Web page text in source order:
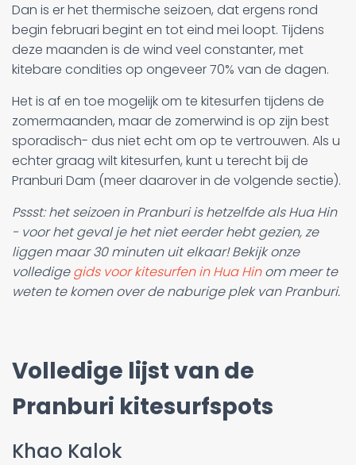
Dan is er het thermische seizoen, dat ergens rond
begin februari begint en tot eind mei loopt. Tijdens
deze maanden is de wind veel constanter, met
kitebare condities op ongeveer 70% van de dagen.
Het is af en toe mogelijk om te kitesurfen tijdens de
zomermaanden, maar de zomerwind is op zijn best
sporadisch- dus niet echt om op te vertrouwen. Als u
echter graag wilt kitesurfen, kunt u terecht bij de
Pranburi Dam (meer daarover in de volgende sectie).
Pssst: het seizoen in Pranburi is hetzelfde als Hua Hin
- voor het geval je het niet eerder hebt gezien, ze
liggen maar 30 minuten uit elkaar! Bekijk onze
volledigegids voor kitesurfen in Hua Hinom meer te
weten te komen over de naburige plek van Pranburi.
Volledige lijst van de
Pranburi kitesurfspots
Khao Kalok